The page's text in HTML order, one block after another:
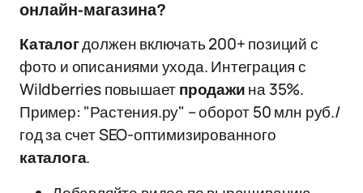
онлайн-магазина?
Каталогдолжен включать 200+ позиций с
фото и описаниями ухода. Интеграция с
Wildberries повышаетпродажина 35%.
Пример: "Растения.ру" – оборот 50 млн руб./
год за счет SEO-оптимизированного
каталога.